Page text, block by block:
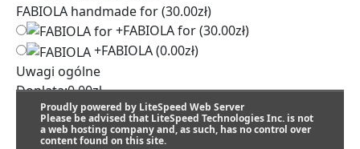
FABIOLA handmade for(30.00zł)
+FABIOLA for(30.00zł)
+FABIOLA(0.00zł)
Uwagi ogólne
Dopłata:0.00zł
Proudly powered by LiteSpeed Web Server
Please be advised that LiteSpeed Technologies Inc. is not
a web hosting company and, as such, has no control over
content found on this site.